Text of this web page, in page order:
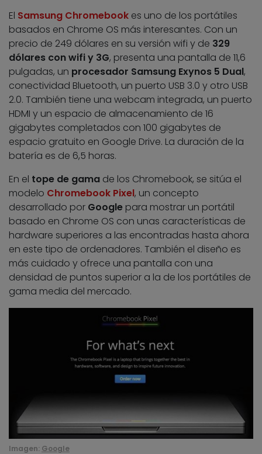
El Samsung Chromebook es uno de los portátiles
basados en Chrome OS más interesantes. Con un
precio de 249 dólares en su versión wifi y de 329
dólares con wifi y 3G, presenta una pantalla de 11,6
pulgadas, un procesador Samsung Exynos 5 Dual,
conectividad Bluetooth, un puerto USB 3.0 y otro USB
2.0. También tiene una webcam integrada, un puerto
HDMI y un espacio de almacenamiento de 16
gigabytes completados con 100 gigabytes de
espacio gratuito en Google Drive. La duración de la
batería es de 6,5 horas.
En el tope de gama de los Chromebook, se sitúa el
modelo Chromebook Pixel, un concepto
desarrollado por Google para mostrar un portátil
basado en Chrome OS con unas características de
hardware superiores a las encontradas hasta ahora
en este tipo de ordenadores. También el diseño es
más cuidado y ofrece una pantalla con una
densidad de puntos superior a la de los portátiles de
gama media del mercado.
Imagen: Google